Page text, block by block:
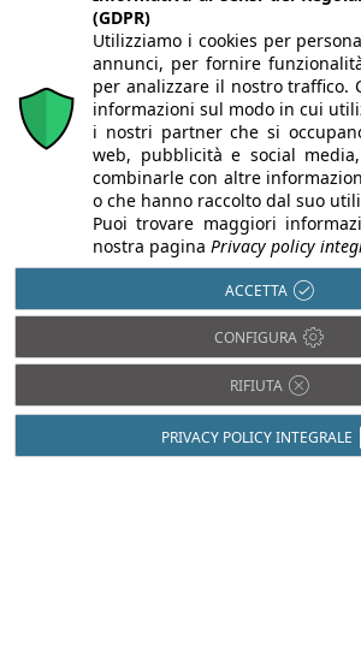
Per la tua
newsletter
(GDPR)
Utilizziamo i cookies per
annunci, per fornire
per analizzare il nostro traffico.
informazioni sul modo in cui
i nostri partner che si
web, pubblicità e social
combinarle con altre
o che hanno raccolto dal suo
Puoi trovare maggiori
nostra pagina Privacy policy
ACCETTA
CONFIGURA
RIFIUTA
PRIVACY POLICY INTEGRALE